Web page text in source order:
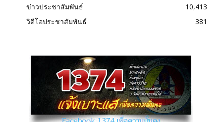
ข่าวประชาสัมพันธ์
10,413
วิดีโอประชาสัมพันธ์
381